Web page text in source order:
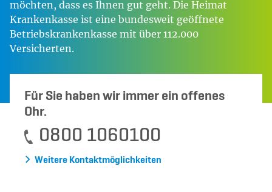
möchten, dass es Ihnen gut geht. Die Heimat
Krankenkasse ist eine bundesweit geöffnete
Betriebskrankenkasse mit über 112.000
Versicherten.
Für Sie haben wir immer ein offenes
Ohr.
0800 1060100
Weitere Kontaktmöglichkeiten